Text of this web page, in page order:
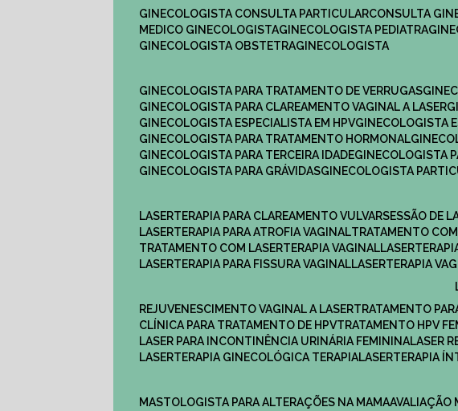
GINECOLOGISTA CONSULTA PARTICULAR​
CONSULTA
MEDICO GINECOLOGISTA​
GINECOLOGISTA PEDIATRA​
GINECOLOGISTA OBSTETRA​
GINECOLOGISTA
GINECOLOGISTA PARA TRATAMENTO DE VERRUGAS
GINECOLOGISTA PARA CLAREAMENTO VAGINAL A LASER
GINECOLOGISTA ESPECIALISTA EM HPV
GINECOLOGISTA PARA TRATAMENTO HORMONAL
GINECOLOGISTA PARA TERCEIRA IDADE
GINECOLOGISTA
GINECOLOGISTA PARA GRÁVIDAS
GINECOLOGISTA
LASERTERAPIA PARA CLAREAMENTO VULVAR
SESSÃO DE
LASERTERAPIA PARA ATROFIA VAGINAL
TRATAMENTO
TRATAMENTO COM LASERTERAPIA​ VAGINAL
LASERTERAPIA PARA FISSURA VAGINAL​ LASERTERAPIA
REJUVENESCIMENTO VAGINAL A LASER
TRATAMENTO
CLÍNICA PARA TRATAMENTO DE HPV
TRATAMENTO HPV
LASER PARA INCONTINÊNCIA URINÁRIA FEMININA LASER
LASERTERAPIA GINECOLÓGICA TERAPIA LASERTERAPIA
MASTOLOGISTA PARA ALTERAÇÕES NA MAMA